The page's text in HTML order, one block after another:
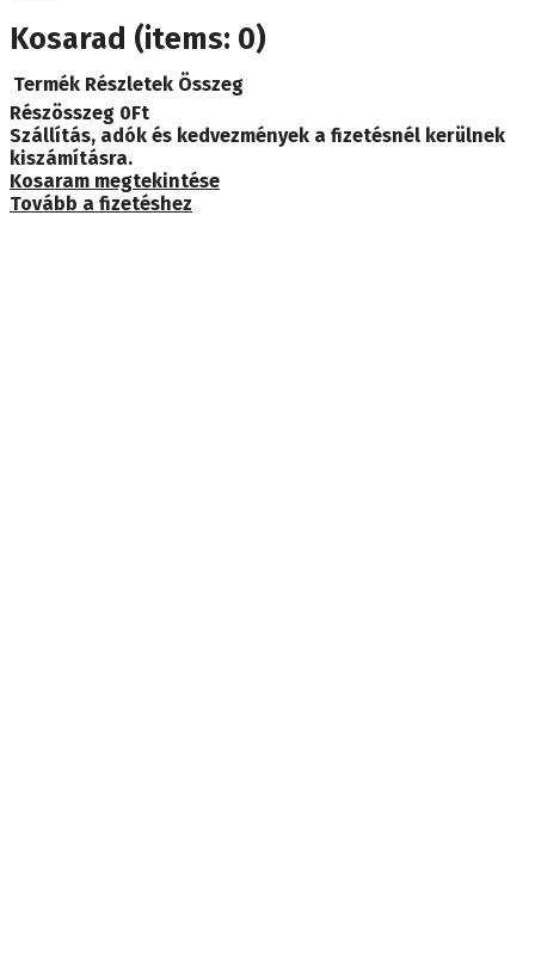
Kosarad (items: 0)
Termékek
a
kosárban
Termék Részletek Összeg
Részösszeg 0Ft
Szállítás, adók és kedvezmények a fizetésnél kerülnek
kiszámításra.
Kosaram megtekintése
Tovább a fizetéshez